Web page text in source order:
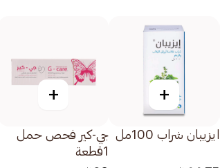
+
ايزيبان شراب 100مل
+
جي-كير فحص حمل
1قطعة